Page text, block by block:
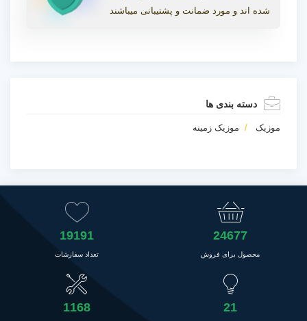
شده اند و مورد ضمانت و پشتیبانی میباشند
دسته بندی ها
موزیک موزیک زمینه
24677
محصول برای فروش
19191
تعداد سفارشات
21
1168